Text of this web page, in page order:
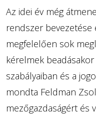
Az idei év még
rendszer
megfelelően sok
kérelmek
szabályaiban és a
mondta Feldman
mezőgazdaságért és